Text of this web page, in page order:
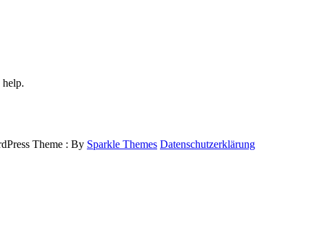
help.
Theme : By Sparkle Themes Datenschutzerklärung